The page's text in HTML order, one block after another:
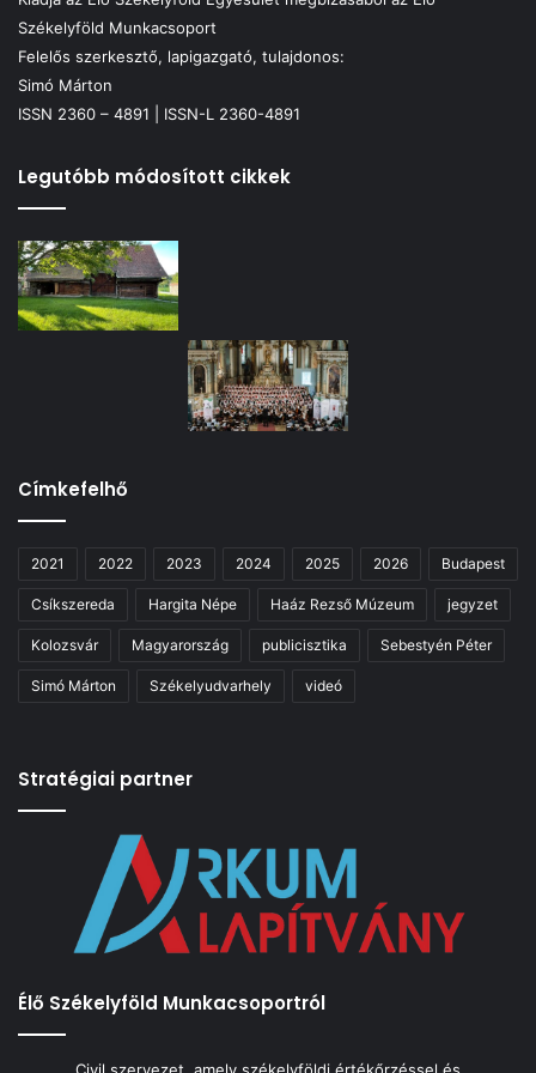
Székelyföld Munkacsoport
Felelős szerkesztő, lapigazgató, tulajdonos:
Simó Márton
ISSN 2360 – 4891 | ISSN-L 2360-4891
Legutóbb módosított cikkek
Címkefelhő
2021 2022 2023 2024 2025 2026 Budapest
Csíkszereda Hargita Népe Haáz Rezső Múzeum jegyzet
Kolozsvár Magyarország publicisztika Sebestyén Péter
Simó Márton Székelyudvarhely videó
Stratégiai partner
Élő Székelyföld Munkacsoportról